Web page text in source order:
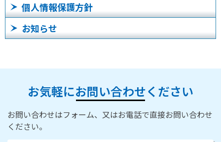
個人情報保護方針
お知らせ
お気軽にお問い合わせください
お問い合わせはフォーム、又はお電話で直接お問い合わせ
ください。